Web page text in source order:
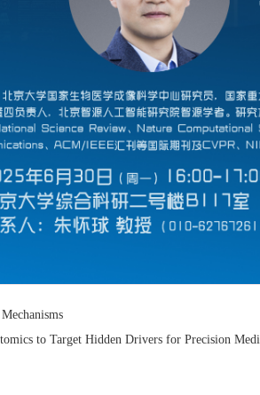
to Target Hidden Drivers for Precision